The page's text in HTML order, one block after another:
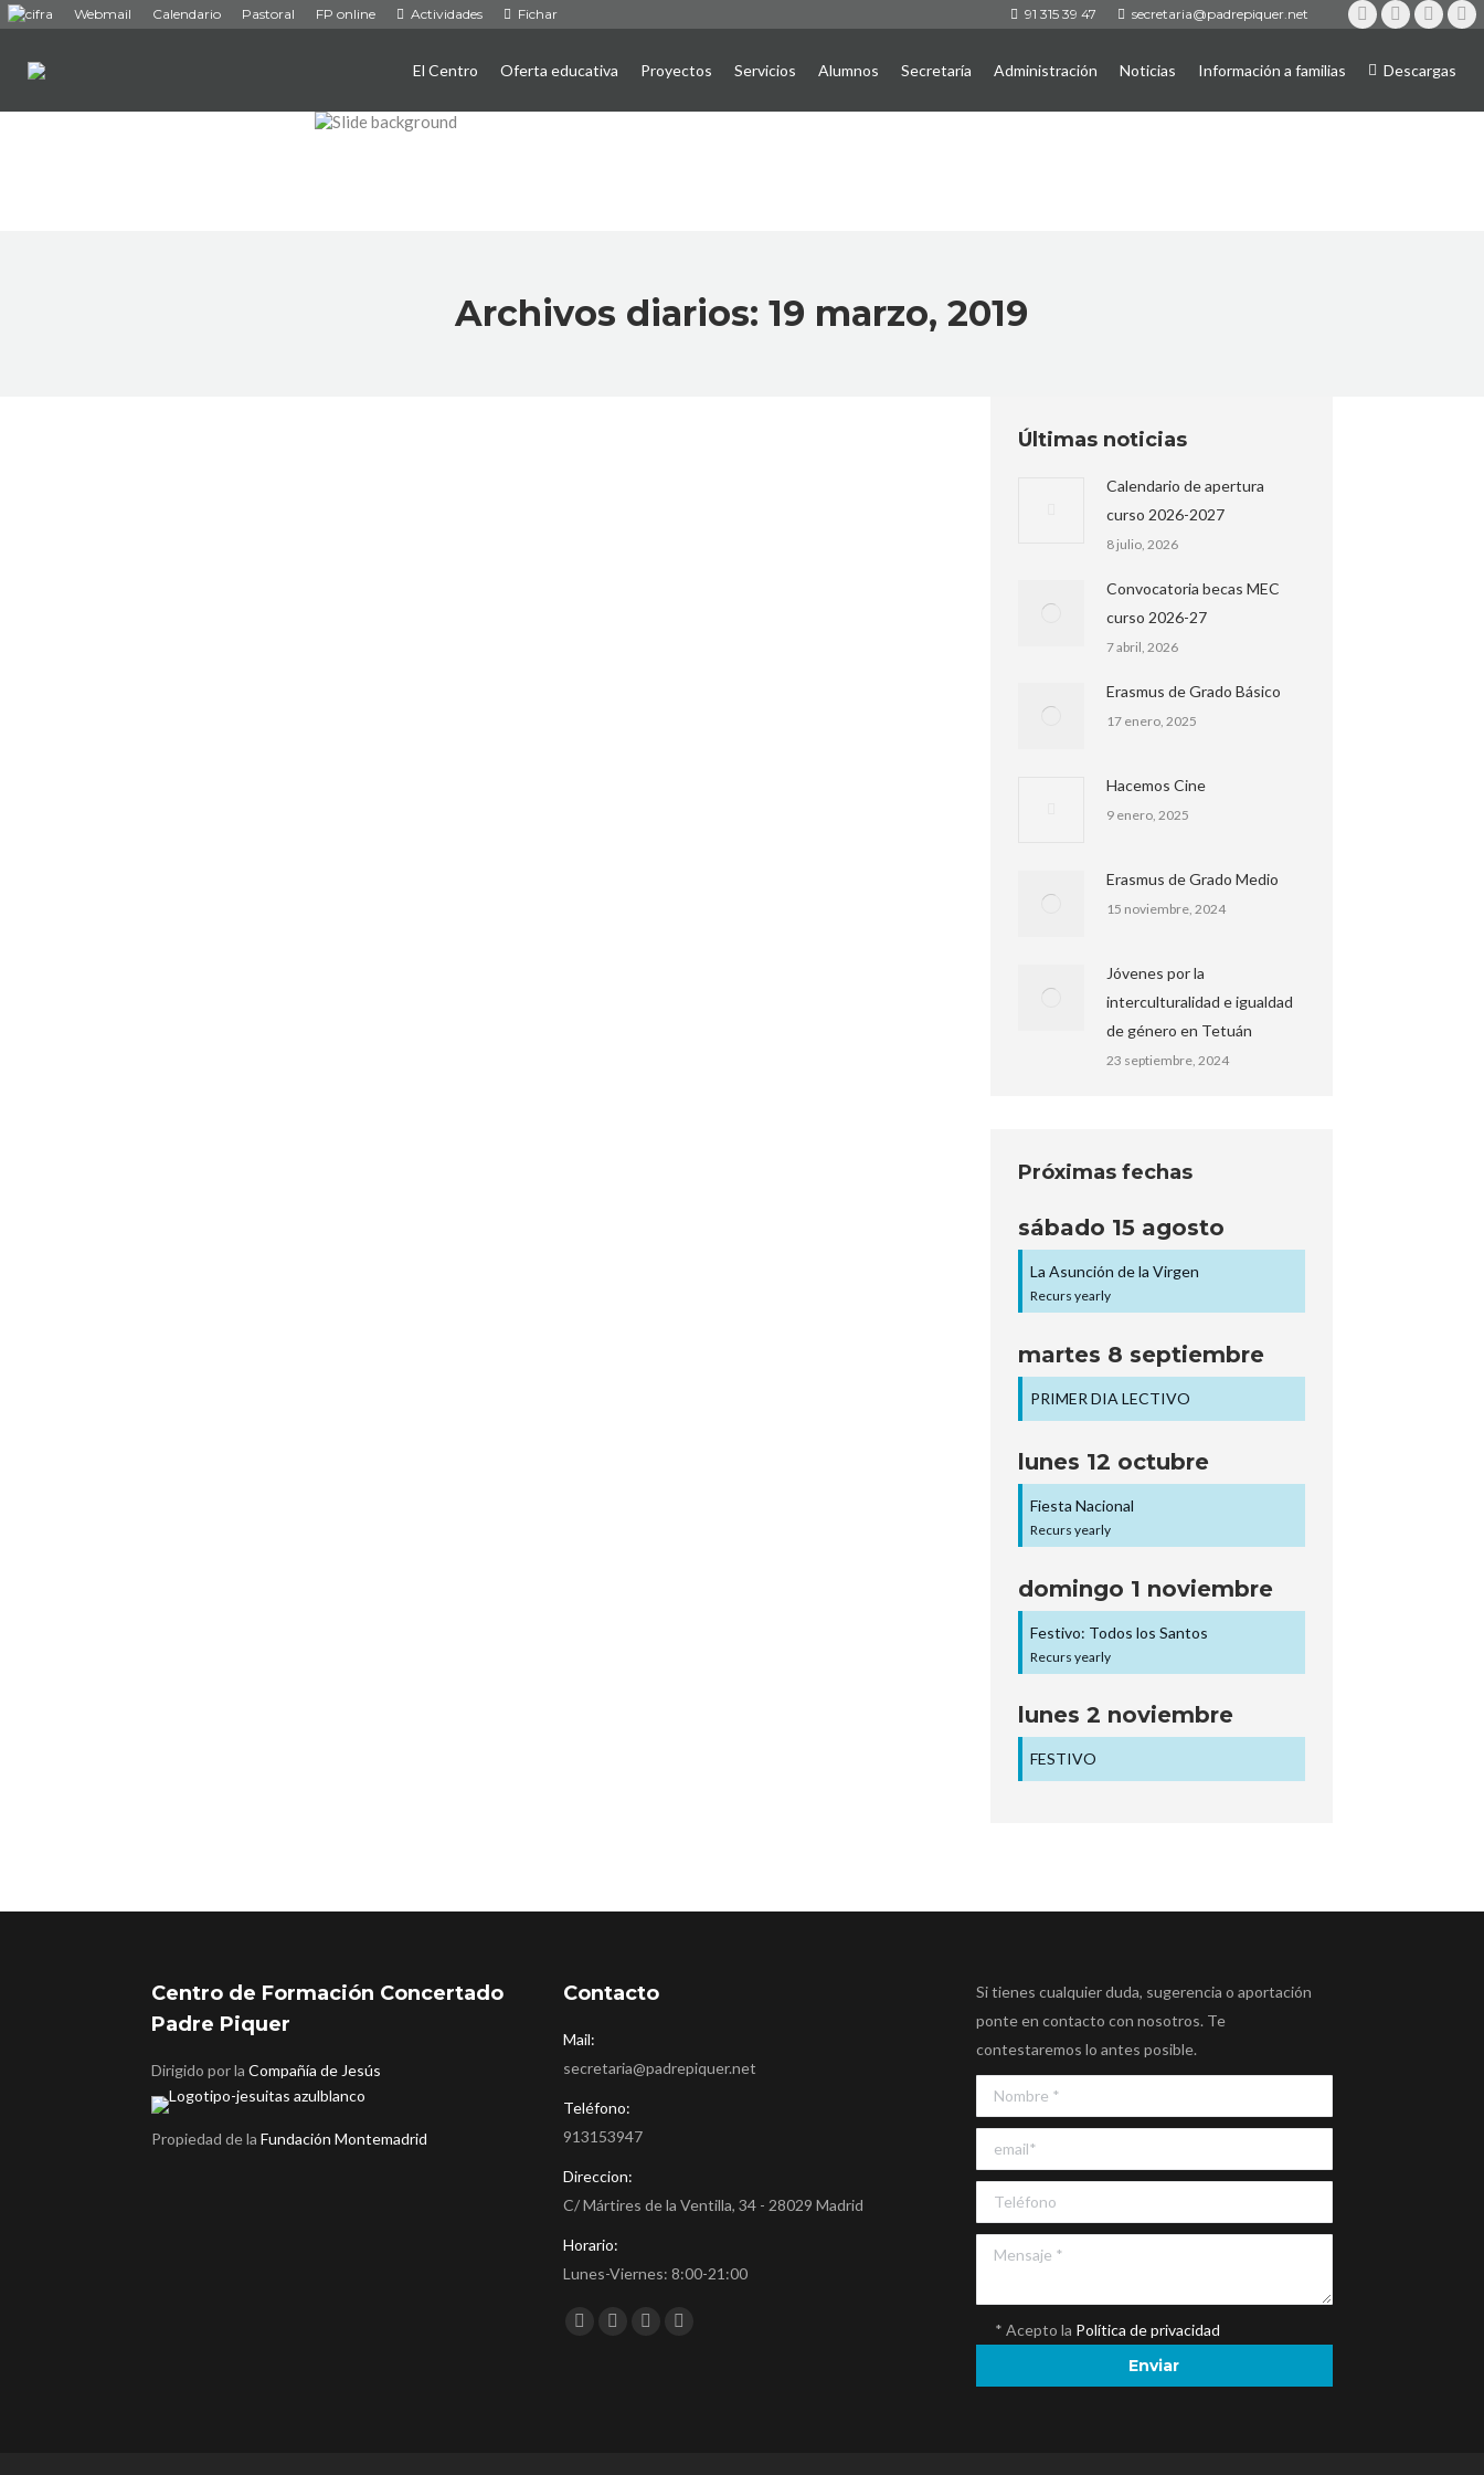
Webmail Calendario Pastoral FP online Actividades Fichar 91 315 39 47 secretaria@padrepiquer.net
Instagram
Twitter
El Centro Oferta educativa Proyectos Servicios Alumnos Secretaría Administración Noticias Información a familias Descargas
Archivos diarios:19 marzo, 2019
Últimas noticias
Calendario de apertura
curso 2026-2027
8 julio, 2026
Convocatoria becas MEC
curso 2026-27
7 abril, 2026
Erasmus de Grado Básico
17 enero, 2025
Hacemos Cine
9 enero, 2025
Erasmus de Grado Medio
15 noviembre, 2024
Jóvenes por la
interculturalidad e igualdad
de género en Tetuán
23 septiembre, 2024
Próximas fechas
sábado 15 agosto
La Asunción de la Virgen
Recurs yearly
martes 8 septiembre
PRIMER DIA LECTIVO
lunes 12 octubre
Fiesta Nacional
Recurs yearly
domingo 1 noviembre
Festivo: Todos los Santos
Recurs yearly
lunes 2 noviembre
FESTIVO
Centro de Formación Concertado
Padre Piquer
Dirigido por laCompañía de Jesús
Propiedad de laFundación Montemadrid
Contacto
Mail:
secretaria@padrepiquer.net
Teléfono:
913153947
Direccion:
C/ Mártires de la Ventilla, 34 - 28029 Madrid
Horario:
Lunes-Viernes: 8:00-21:00
Encuéntranos en:
Si tienes cualquier duda, sugerencia o aportación
ponte en contacto con nosotros. Te
contestaremos lo antes posible.
* Acepto la Política de privacidad